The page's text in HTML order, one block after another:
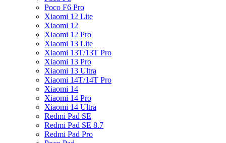
Poco F6 Pro
Xiaomi 12 Lite
Xiaomi 12
Xiaomi 12 Pro
Xiaomi 13 Lite
Xiaomi 13T/13T Pro
Xiaomi 13 Pro
Xiaomi 13 Ultra
Xiaomi 14T/14T Pro
Xiaomi 14
Xiaomi 14 Pro
Xiaomi 14 Ultra
Redmi Pad SE
Redmi Pad SE 8.7
Redmi Pad Pro